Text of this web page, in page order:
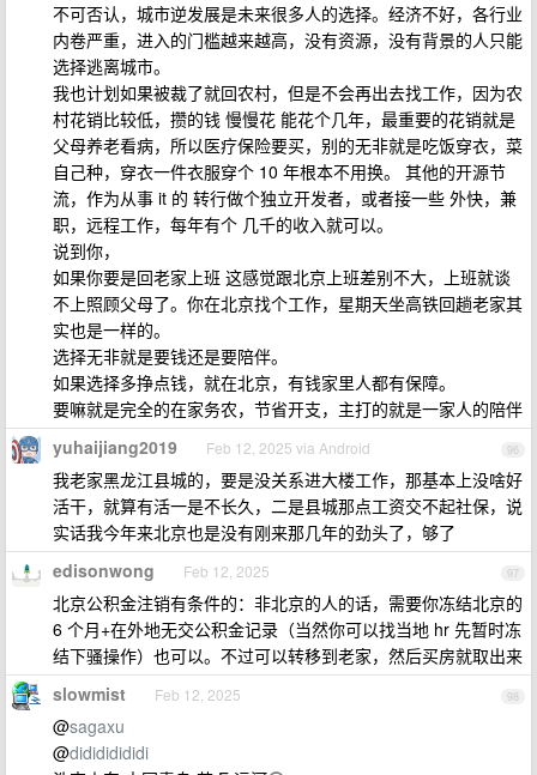
不可否认，城市逆发展是未来很多人的选择。经济不好，各行业
内卷严重，进入的门槛越来越高，没有资源，没有背景的人只能
选择逃离城市。
我也计划如果被裁了就回农村，但是不会再出去找工作，因为农
村花销比较低，攒的钱 慢慢花 能花个几年，最重要的花销就是
父母养老看病，所以医疗保险要买，别的无非就是吃饭穿衣，菜
自己种，穿衣一件衣服穿个 10 年根本不用换。 其他的开源节
流，作为从事 it 的 转行做个独立开发者，或者接一些 外快，兼
职，远程工作，每年有个 几千的收入就可以。
说到你，
如果你要是回老家上班 这感觉跟北京上班差别不大，上班就谈
不上照顾父母了。你在北京找个工作，星期天坐高铁回趟老家其
实也是一样的。
选择无非就是要钱还是要陪伴。
如果选择多挣点钱，就在北京，有钱家里人都有保障。
要嘛就是完全的在家务农，节省开支，主打的就是一家人的陪伴
96
yuhaijiang2019 Feb 12, 2025 via Android
我老家黑龙江县城的，要是没关系进大楼工作，那基本上没啥好
活干，就算有活一是不长久，二是县城那点工资交不起社保，说
实话我今年来北京也是没有刚来那几年的劲头了，够了
97
edisonwong Feb 12, 2025
北京公积金注销有条件的：非北京的人的话，需要你冻结北京的
6 个月+在外地无交公积金记录（当然你可以找当地 hr 先暂时冻
结下骚操作）也可以。不过可以转移到老家，然后买房就取出来
98
slowmist Feb 12, 2025
@sagaxu
@didididididi